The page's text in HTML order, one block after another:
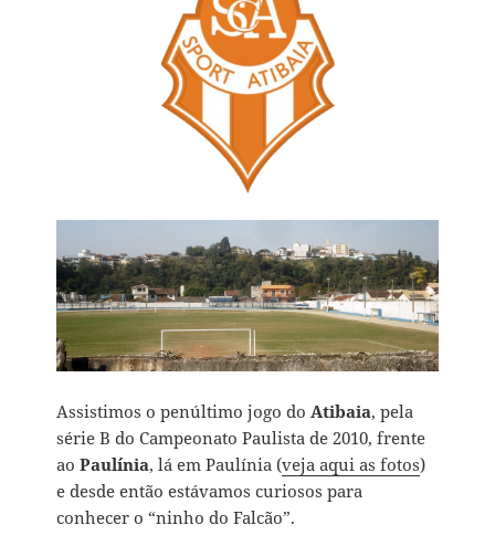
Assistimos o penúltimo jogo doAtibaia, pela
série B do Campeonato Paulista de 2010, frente
aoPaulínia, lá em Paulínia (veja aqui as fotos)
e desde então estávamos curiosos para
conhecer o “ninho do Falcão”.